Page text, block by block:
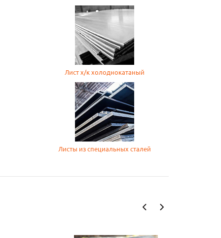
Лист х/к холоднокатаный
Листы из специальных сталей